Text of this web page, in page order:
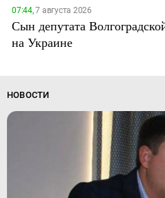
07:44,7 августа 2026
Сын депутата
на Украине
НОВОСТИ